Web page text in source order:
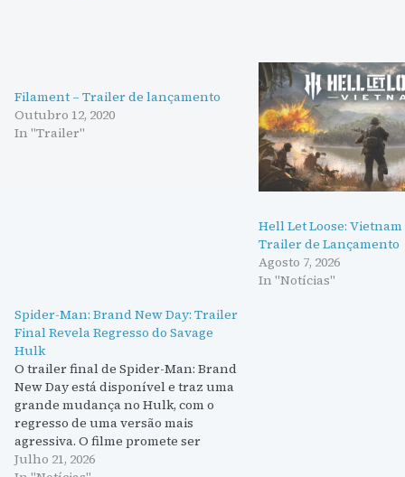
Filament – Trailer de lançamento
Outubro 12, 2020
In "Trailer"
Hell Let Loose:
Trailer de Lançamento
Agosto 7, 2026
In "Notícias"
Spider-Man: Brand New Day: Trailer
Final Revela Regresso do Savage
Hulk
O trailer final de Spider-Man: Brand
New Day está disponível e traz uma
grande mudança no Hulk, com o
regresso de uma versão mais
agressiva. O filme promete ser
emocionante, com ligações aos X-
Julho 21, 2026